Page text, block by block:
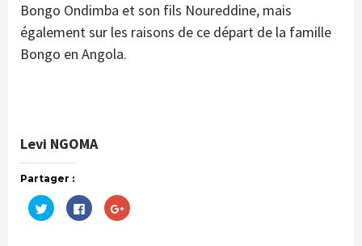
Bongo Ondimba et son fils Noureddine, mais
également sur les raisons de ce départ de la famille
Bongo en Angola.
Levi NGOMA
Partager :
Cliquez
pour
partager
Cliquez
pour
partager
Cliquez
pour